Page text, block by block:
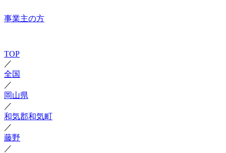
事業主の方
TOP
／
全国
／
岡山県
／
和気郡和気町
／
藤野
／